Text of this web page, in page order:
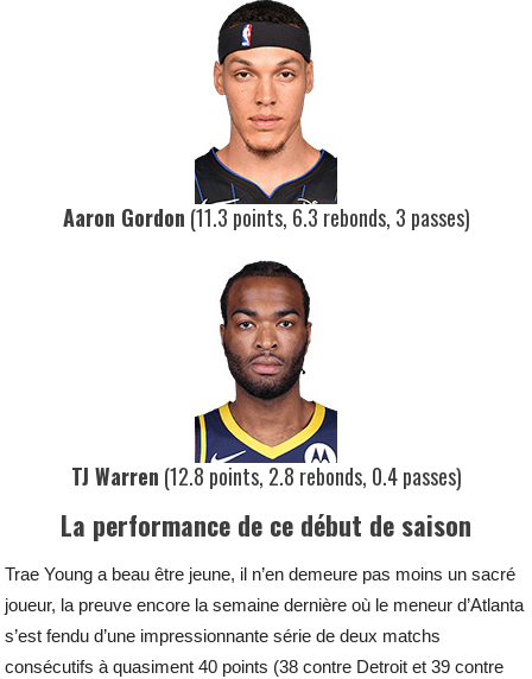
Aaron Gordon (11.3 points, 6.3 rebonds, 3 passes)
TJ Warren (12.8 points, 2.8 rebonds, 0.4 passes)
La performance de ce début de saison
Trae Young a beau être jeune, il n’en demeure pas moins un sacré
joueur, la preuve encore la semaine dernière où le meneur d’Atlanta
s’est fendu d’une impressionnante série de deux matchs
consécutifs à quasiment 40 points (38 contre Detroit et 39 contre